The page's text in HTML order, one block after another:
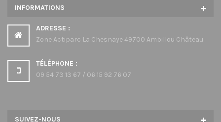
ADRESSE :
Zone Actiparc La Chesnaye 49700 Ambillou Château
TÉLÉPHONE :
09 54 73 13 67 / 06 15 92 76 07
SUIVEZ-NOUS
INFORMATIONS